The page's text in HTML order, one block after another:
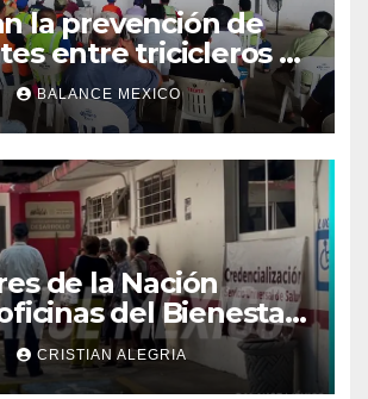
la prevención de
entre tricicleros y
de Tapachula
BALANCE MEXICO
de la Nación
del Bienestar
Cielo
asume
CRISTIAN ALEGRIA